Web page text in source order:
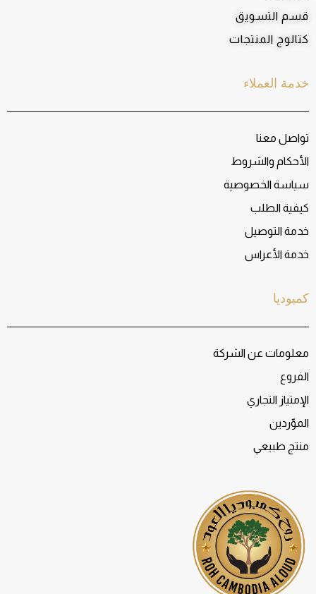
كمبوديا
معلومات عن الشركة
الفروع
الإمتياز التجاري
الموّردين
منتج طبيعي
خدمة العملاء
تواصل معنا
الأحكام والشروط
سياسة الخصوصية
كيفية الطلب
خدمة التوصيل
خدمة الأعراس
قسم التسويق
كتالوج المنتجات